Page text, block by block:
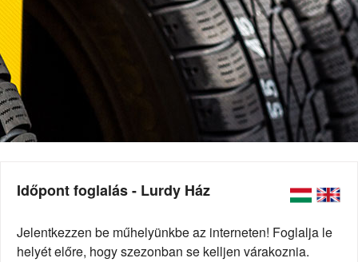
Időpont foglalás - Lurdy Ház
Jelentkezzen be műhelyünkbe az interneten! Foglalja le
helyét előre, hogy szezonban se kelljen várakoznia.